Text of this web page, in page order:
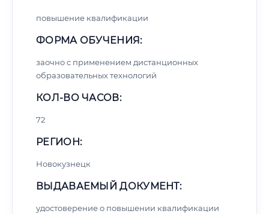
повышение квалификации
ФОРМА ОБУЧЕНИЯ:
заочно с применением дистанционных
образовательных технологий
КОЛ-ВО ЧАСОВ:
72
РЕГИОН:
Новокузнецк
ВЫДАВАЕМЫЙ ДОКУМЕНТ:
удостоверение о повышении квалификации